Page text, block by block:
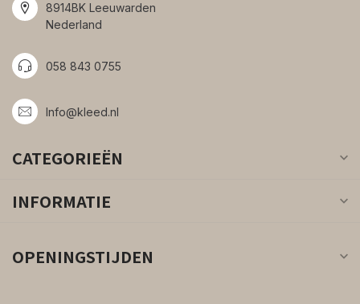
8914BK Leeuwarden
Nederland
058 843 0755
Info@kleed.nl
CATEGORIEËN
INFORMATIE
OPENINGSTIJDEN